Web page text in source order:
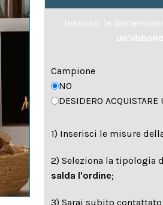
Inserisci le
Campione
NO
DESIDERO
1) Inserisci le misure
2) Seleziona la tipologia
salda l'ordine;
3) Sarai subito